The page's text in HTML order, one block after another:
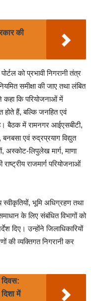
की
को प्रभावी निगरानी तंत्र
समीक्षा की जाए तथा लंबित
कहा कि परियोजनाओं में
होते हैं, बल्कि जनहित एवं
बैठक में रामनगर आईएसबीटी,
बनबसा एवं रुद्रप्रयाग विद्युत
अस्कोट-लिपुलेख मार्ग, माणा
राजमार्ग परियोजनाओं
स्वीकृतियों, भूमि अधिग्रहण तथा
के लिए संबंधित विभागों को
दिए। उन्होंने जिलाधिकारियों
की व्यक्तिगत निगरानी कर
दिवस:
में